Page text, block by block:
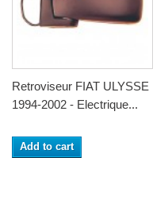
Retroviseur FIAT ULYSSE
1994-2002 - Electrique...
Add to cart